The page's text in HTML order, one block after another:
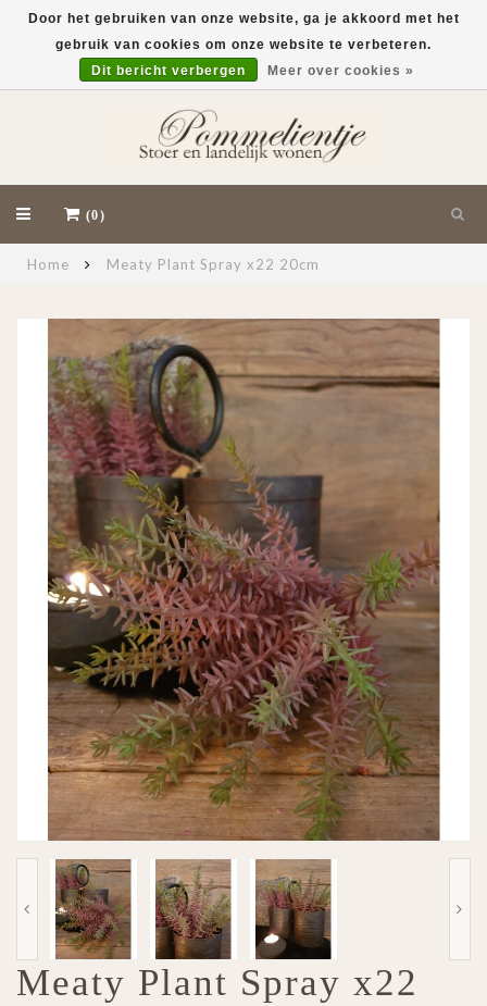
(0)
Home Meaty Plant Spray x22 20cm
Meaty Plant Spray x22
Door het gebruiken van onze website, ga je akkoord met het
gebruik van cookies om onze website te verbeteren.
Dit bericht verbergen
Meer over cookies »